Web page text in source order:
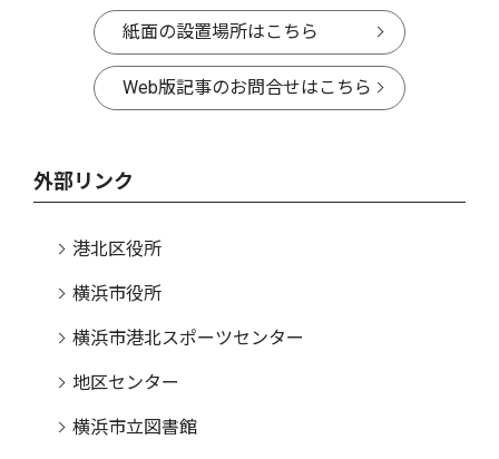
紙面の設置場所はこちら
Web版記事のお問合せはこちら
外部リンク
港北区役所
横浜市役所
横浜市港北スポーツセンター
地区センター
横浜市立図書館